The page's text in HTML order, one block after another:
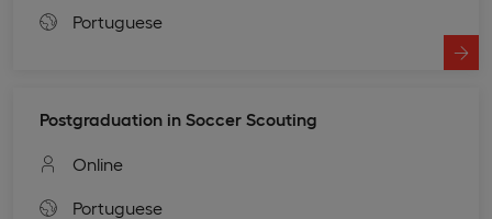
Portuguese
Postgraduation in Soccer Scouting
Online
Portuguese